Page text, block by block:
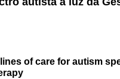
of care for autism